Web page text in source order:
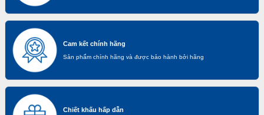
Cam kết chính hãng
Sản phẩm chính hãng và được bảo hành bởi hãng
Chiết khấu hấp dẫn